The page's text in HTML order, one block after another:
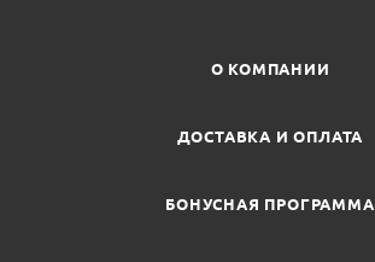
О КОМПАНИИ
ДОСТАВКА И ОПЛАТА
БОНУСНАЯ ПРОГРАММА